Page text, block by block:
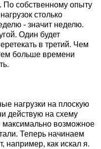
По собственному опыту
столько
- значит неделю.
Один будет
в третий. Чем
больше времени
нагрузки на плоскую
действую на схему
максимально возможное
Теперь начинаем
например, как искал я.